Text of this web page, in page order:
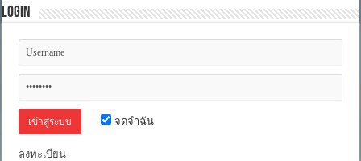
จอม
ราชา
5.1.Atmos
Login
จดจำฉัน
ลงทะเบียน